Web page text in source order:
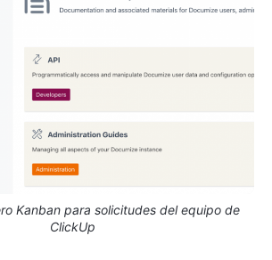
Kanban para solicitudes del equipo de
ClickUp